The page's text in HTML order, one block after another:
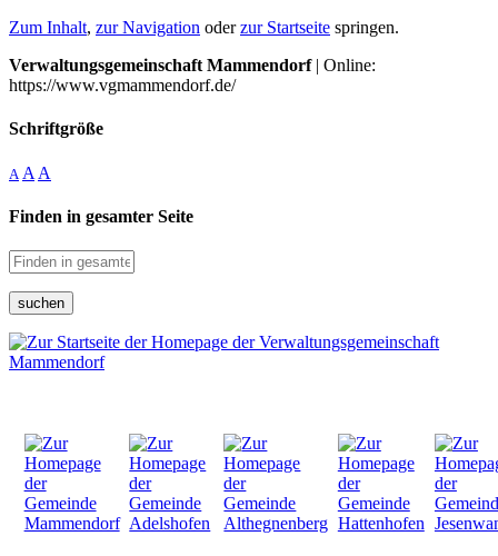
Zum Inhalt, zur Navigation oderzur Startseite springen.
Verwaltungsgemeinschaft Mammendorf| Online:
https://www.vgmammendorf.de/
Schriftgröße
A A A
Finden in gesamter Seite
suchen